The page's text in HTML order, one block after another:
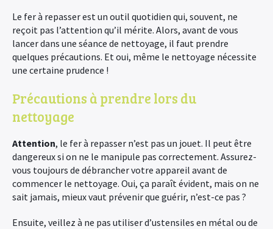
Le fer à repasser est un outil quotidien qui, souvent, ne
reçoit pas l’attention qu’il mérite. Alors, avant de vous
lancer dans une séance de nettoyage, il faut prendre
quelques précautions. Et oui, même le nettoyage nécessite
une certaine prudence !
Précautions à prendre lors du
nettoyage
Attention, le fer à repasser n’est pas un jouet. Il peut être
dangereux si on ne le manipule pas correctement. Assurez-
vous toujours de débrancher votre appareil avant de
commencer le nettoyage. Oui, ça paraît évident, mais on ne
sait jamais, mieux vaut prévenir que guérir, n’est-ce pas ?
Ensuite, veillez à ne pas utiliser d’ustensiles en métal ou de